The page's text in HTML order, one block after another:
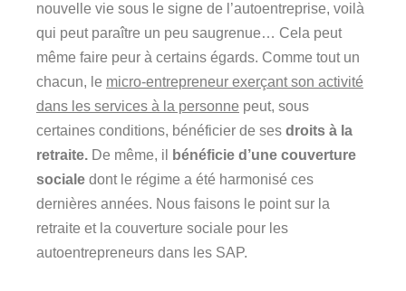
nouvelle vie sous le signe de l’autoentreprise, voilà
qui peut paraître un peu saugrenue… Cela peut
même faire peur à certains égards. Comme tout un
chacun, le micro-entrepreneur exerçant son activité
dans les services à la personne peut, sous
certaines conditions, bénéficier de ses droits à la
retraite. De même, il
bénéficie d’une couverture
sociale dont le régime a été harmonisé ces
dernières années. Nous faisons le point sur la
retraite et la couverture sociale pour les
autoentrepreneurs dans les SAP.